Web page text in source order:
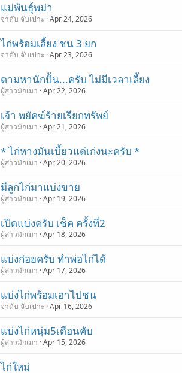
แม่พันธุ์พม่า
จ่าดับ จับเปาะ Apr 24, 2026
ไก่พร้อมเลี้ยง ชน 3 ยก
จ่าดับ จับเปาะ Apr 23, 2026
ตามหานักปั้น...ครับ ไม่มีเวลาเลี้ยง
ผู้สาวมักเมา Apr 22, 2026
เจ้า พยัคฆ์ร้ายเรียกทรัพย์
ผู้สาวมักเมา Apr 21, 2026
* ไก่หางมันเบี้ยวแต่เก่งนะครับ *
ผู้สาวมักเมา Apr 20, 2026
มีลูกไก่มาแบ่งขาย
ผู้สาวมักเมา Apr 19, 2026
เปิดแบ่งครับ เช็ค ครั้งที่2
ผู้สาวมักเมา Apr 18, 2026
แบ่งก๋อยครับ ทำพ่อไก่ได้
ผู้สาวมักเมา Apr 17, 2026
แบ่งไก่พร้อมเอาไปชน
จ่าดับ จับเปาะ Apr 16, 2026
แบ่งไก่หนุ่ม5เดือนคับ
ผู้สาวมักเมา Apr 15, 2026
ไก่ใหม่